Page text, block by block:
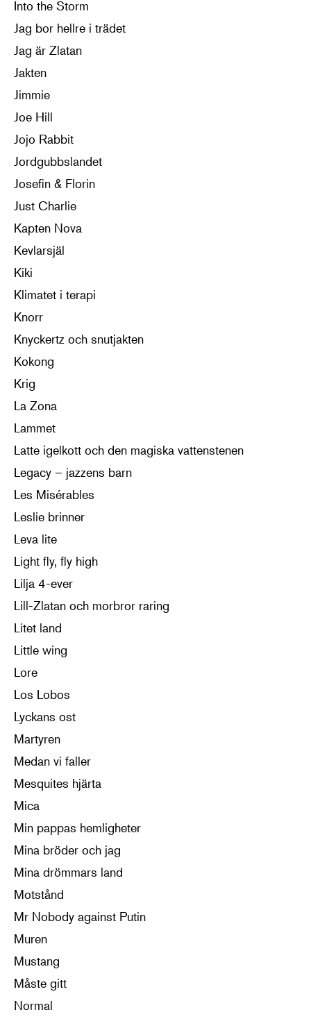
Into the Storm
Jag bor hellre i trädet
Jag är Zlatan
Jakten
Jimmie
Joe Hill
Jojo Rabbit
Jordgubbslandet
Josefin & Florin
Just Charlie
Kapten Nova
Kevlarsjäl
Kiki
Klimatet i terapi
Knorr
Knyckertz och snutjakten
Kokong
Krig
La Zona
Lammet
Latte igelkott och den magiska vattenstenen
Legacy – jazzens barn
Les Misérables
Leslie brinner
Leva lite
Light fly, fly high
Lilja 4-ever
Lill-Zlatan och morbror raring
Litet land
Little wing
Lore
Los Lobos
Lyckans ost
Martyren
Medan vi faller
Mesquites hjärta
Mica
Min pappas hemligheter
Mina bröder och jag
Mina drömmars land
Motstånd
Mr Nobody against Putin
Muren
Mustang
Måste gitt
Normal